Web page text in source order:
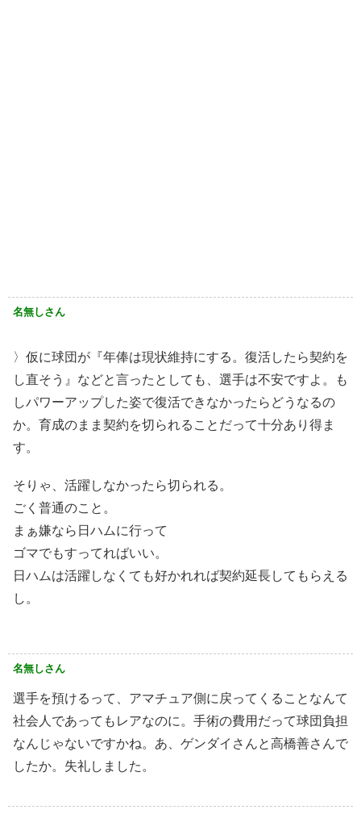
名無しさん
〉仮に球団が『年俸は現状維持にする。復活したら契約を
し直そう』などと言ったとしても、選手は不安ですよ。も
しパワーアップした姿で復活できなかったらどうなるの
か。育成のまま契約を切られることだって十分あり得ま
す。
そりゃ、活躍しなかったら切られる。
ごく普通のこと。
まぁ嫌なら日ハムに行って
ゴマでもすってればいい。
日ハムは活躍しなくても好かれれば契約延長してもらえる
し。
名無しさん
選手を預けるって、アマチュア側に戻ってくることなんて
社会人であってもレアなのに。手術の費用だって球団負担
なんじゃないですかね。あ、ゲンダイさんと高橋善さんで
したか。失礼しました。